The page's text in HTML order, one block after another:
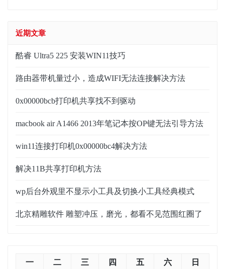
近期文章
酷睿 Ultra5 225 安装WIN11技巧
路由器带机量过小，造成WIFI无法连接解决方法
0x00000bcb打印机共享找不到驱动
macbook air A1466 2013年笔记本按OP键无法引导方法
win11连接打印机0x00000bc4解决方法
解决11B共享打印机方法
wp后台外观里不显示小工具及切换小工具经典模式
北京精雕软件 雕塑冲压，磨光，都看不见范围红圈了
一 二 三 四 五 六 日